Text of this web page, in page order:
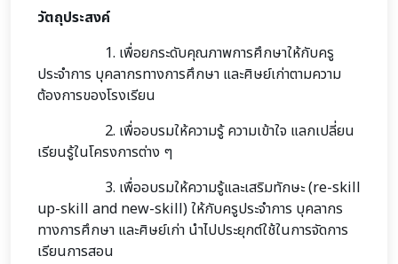
วัตถุประสงค์
1. เพื่อยกระดับคุณภาพการศึกษาให้กับครู
ประจำการ บุคลากรทางการศึกษา และศิษย์เก่าตามความ
ต้องการของโรงเรียน
2. เพื่ออบรมให้ความรู้ ความเข้าใจ แลกเปลี่ยน
เรียนรู้ในโครงการต่าง ๆ
3. เพื่ออบรมให้ความรู้และเสริมทักษะ (re-skill
up-skill and new-skill) ให้กับครูประจำการ บุคลากร
ทางการศึกษา และศิษย์เก่า นำไปประยุกต์ใช้ในการจัดการ
เรียนการสอน